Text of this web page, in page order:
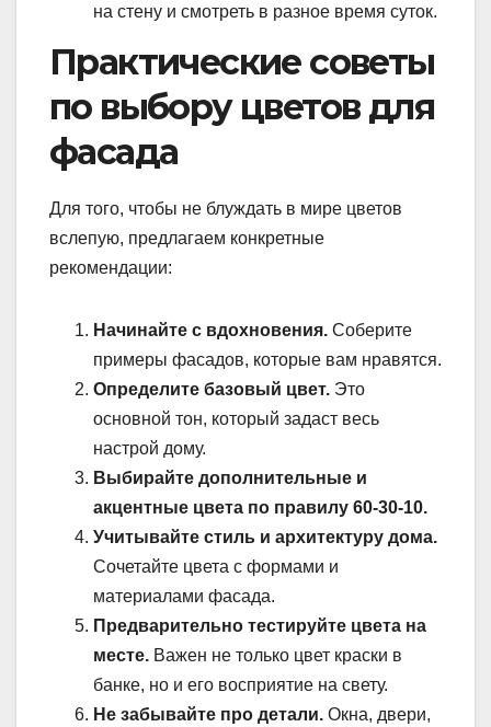
на стену и смотреть в разное время суток.
Практические советы
по выбору цветов для
фасада
Для того, чтобы не блуждать в мире цветов
вслепую, предлагаем конкретные
рекомендации:
Начинайте с вдохновения. Соберите
примеры фасадов, которые вам нравятся.
Определите базовый цвет. Это
основной тон, который задаст весь
настрой дому.
Выбирайте дополнительные и
акцентные цвета по правилу 60-30-10.
Учитывайте стиль и архитектуру дома.
Сочетайте цвета с формами и
материалами фасада.
Предварительно тестируйте цвета на
месте. Важен не только цвет краски в
банке, но и его восприятие на свету.
Не забывайте про детали. Окна, двери,